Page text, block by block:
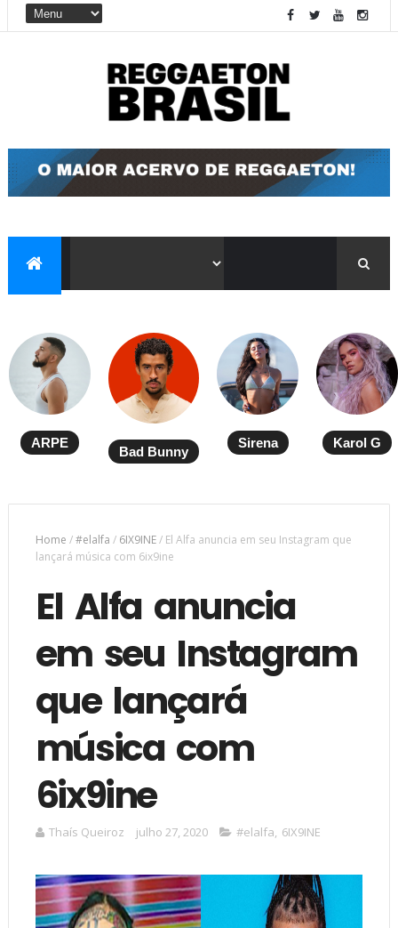
ARPE
Bad Bunny
Sirena Karol G
Home /#elalfa / 6IX9INE/ El Alfa anuncia em seu Instagram que
lançará música com 6ix9ine
El Alfa anuncia
em seu Instagram
que lançará
música com
6ix9ine
Thaís Queiroz julho 27, 2020 #elalfa, 6IX9INE